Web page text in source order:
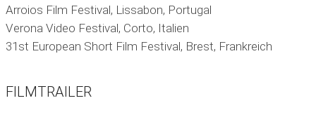
Arroios Film Festival, Lissabon, Portugal
Verona Video Festival, Corto, Italien
31st European Short Film Festival, Brest, Frankreich
FILMTRAILER